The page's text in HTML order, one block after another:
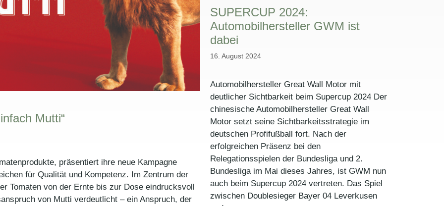
Mutti“
präsentiert ihre neue Kampagne
für Qualität und Kompetenz. Im Zentrum der
Tomaten von der Ernte bis zur Dose eindrucksvoll
von Mutti verdeutlicht – ein Anspruch, der
SUPERCUP 2024:
Automobilhersteller GWM ist
dabei
16. August 2024
Automobilhersteller Great Wall Motor mit
deutlicher Sichtbarkeit beim Supercup 2024 Der
chinesische Automobilhersteller Great Wall
Motor setzt seine Sichtbarkeitsstrategie im
deutschen Profifußball fort. Nach der
erfolgreichen Präsenz bei den
Relegationsspielen der Bundesliga und 2.
Bundesliga im Mai dieses Jahres, ist GWM nun
auch beim Supercup 2024 vertreten. Das Spiel
zwischen Doublesieger Bayer 04 Leverkusen